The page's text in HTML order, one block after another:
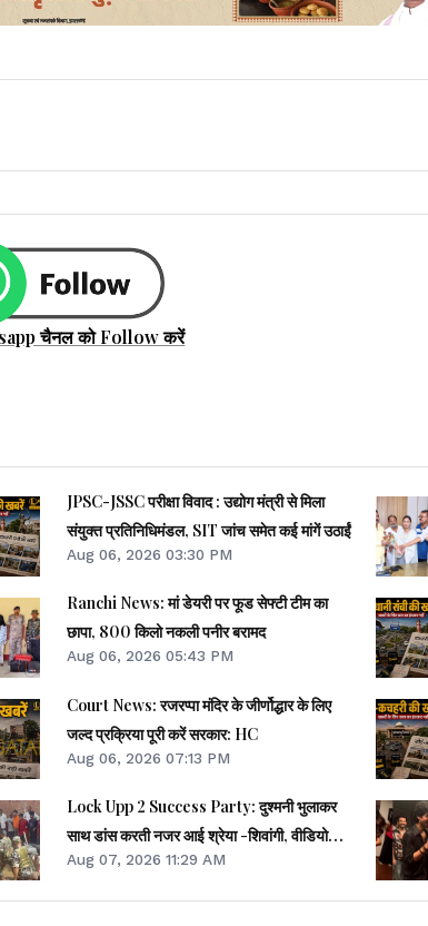
चैनल को Follow करें
JPSC-JSSC परीक्षा विवाद : उद्योग मंत्री से मिला
संयुक्त प्रतिनिधिमंडल, SIT जांच समेत कई मांगें उठाईं
Aug 06, 2026 03:30 PM
Ranchi News: मां डेयरी पर फूड सेफ्टी टीम का
छापा, 800 किलो नकली पनीर बरामद
Aug 06, 2026 05:43 PM
Court News: रजरप्पा मंदिर के जीर्णोद्धार के लिए
जल्द प्रक्रिया पूरी करें सरकार: HC
Aug 06, 2026 07:13 PM
Lock Upp 2 Success Party: दुश्मनी भुलाकर
साथ डांस करती नजर आई श्रेया -शिवांगी, वीडियो
वायरल
Aug 07, 2026 11:29 AM